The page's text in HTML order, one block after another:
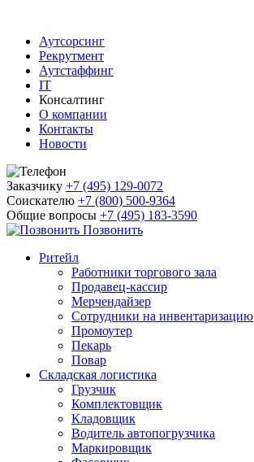
Аутсорсинг
Рекрутмент
Аутстаффинг
IT
Консалтинг
О компании
Контакты
Новости
Заказчику +7 (495) 129-0072
Соискателю +7 (800) 500-9364
Общие вопросы +7 (495) 183-3590
Позвонить
Ритейл
Работники торгового зала
Продавец-кассир
Мерчендайзер
Сотрудники на инвентаризацию
Промоутер
Пекарь
Повар
Складская логистика
Грузчик
Комплектовщик
Кладовщик
Водитель автопогрузчика
Маркировщик